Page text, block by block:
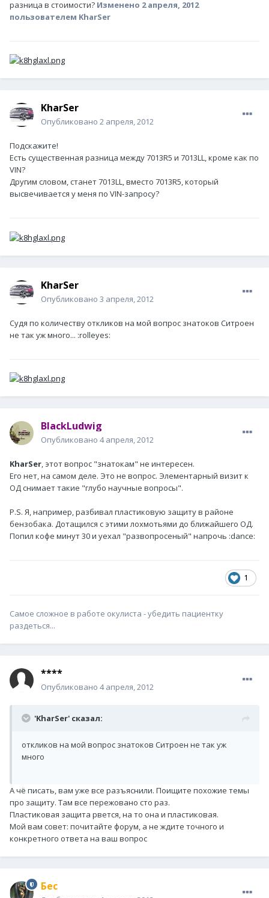
разница в стоимости? Изменено 2 апреля, 2012
пользователем KharSer
KharSer
Опубликовано 2 апреля, 2012
Подскажите!
Есть существенная разница между 7013R5 и 7013LL, кроме как по
VIN?
Другим словом, станет 7013LL, вместо 7013R5, который
высвечивается у меня по VIN-запросу?
KharSer
Опубликовано 3 апреля, 2012
Судя по количеству откликов на мой вопрос знатоков Ситроен
не так уж много... :rolleyes:
BlackLudwig
Опубликовано 4 апреля, 2012
KharSer, этот вопрос "знатокам" не интересен.
Его нет, на самом деле. Это не вопрос. Элементарный визит к
ОД снимает такие "глубо научные вопросы".
P.S. Я, например, разбивал пластиковую защиту в районе
бензобака. Дотащился с этими лохмотьями до ближайшего ОД.
Попил кофе минут 30 и уехал "развопросеный" напрочь :dance:
1
Самое сложное в работе окулиста - убедить пациентку
раздеться...
****
Опубликовано 4 апреля, 2012
'KharSer' сказал:
откликов на мой вопрос знатоков Ситроен не так уж
много
А чё писать, вам уже все разъяснили. Поищите похожие темы
про защиту. Там все пережовано сто раз.
Пластиковая защита рвется, на то она и пластиковая.
Мой вам совет: почитайте форум, а не ждите точного и
конкретного ответа на ваш вопрос
Бес